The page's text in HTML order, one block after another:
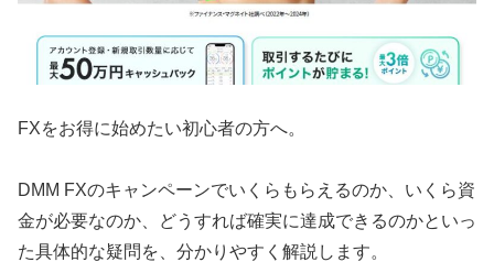
FXをお得に始めたい初心者の方へ。
DMM FXのキャンペーンでいくらもらえるのか、いくら資
金が必要なのか、どうすれば確実に達成できるのかといっ
た具体的な疑問を、分かりやすく解説します。